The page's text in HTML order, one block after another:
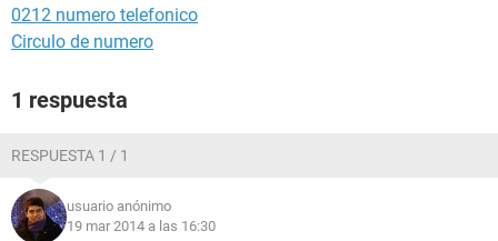
0212 numero telefonico
Circulo de numero
1 respuesta
RESPUESTA 1 / 1
usuario anónimo
19 mar 2014 a las 16:30